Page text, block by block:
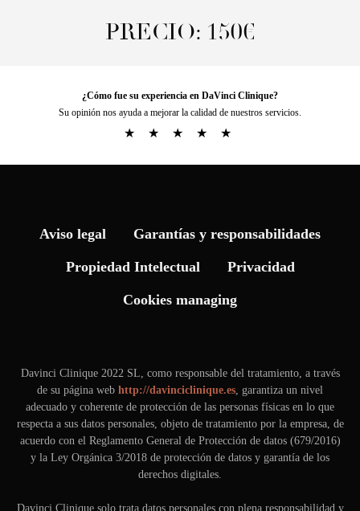
¿Cómo fue su experiencia en DaVinci Clinique?
Su opinión nos ayuda a mejorar la calidad de nuestros servicios.
★ ★ ★ ★ ★
Aviso legal Garantías y responsabilidades
Propiedad Intelectual Privacidad
Cookies managing
Davinci Clinique 2022 SL, como responsable del tratamiento, a través
de su página web http://davinciclinique.es, garantiza un nivel
adecuado y coherente de protección de las personas físicas en lo que
respecta a sus datos personales, objeto de tratamiento por la empresa, de
acuerdo con el Reglamento General de Protección de datos (679/2016)
y la Ley Orgánica 3/2018 de protección de datos y garantía de los
derechos digitales.
Davinci Clinique solo trata datos personales con plena responsabilidad y